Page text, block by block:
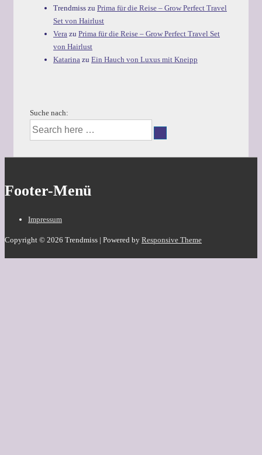
Trendmiss zu Prima für die Reise – Grow Perfect Travel
Set von Hairlust
Vera zu Prima für die Reise – Grow Perfect Travel Set
von Hairlust
Katarina zu Ein Hauch von Luxus mit Kneipp
Suche nach:
Footer-Menü
Impressum
Copyright © 2026 Trendmiss | Powered by Responsive Theme